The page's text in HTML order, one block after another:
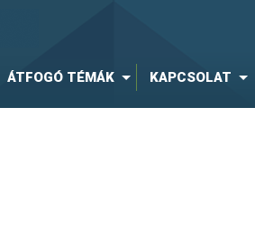
ÁTFOGÓ TÉMÁK KAPCSOLAT